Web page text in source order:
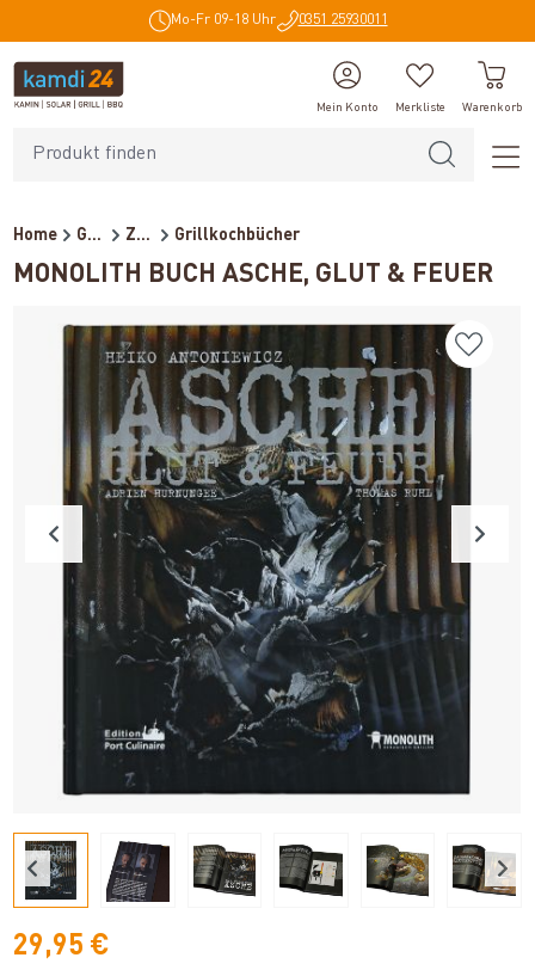
Mo-Fr 09-18 Uhr 0351 25930011
Mein Konto Merkliste Warenkorb
Home Grillzubehör Zubehör Grillkochbücher
MONOLITH BUCH ASCHE, GLUT & FEUER
29,95 €